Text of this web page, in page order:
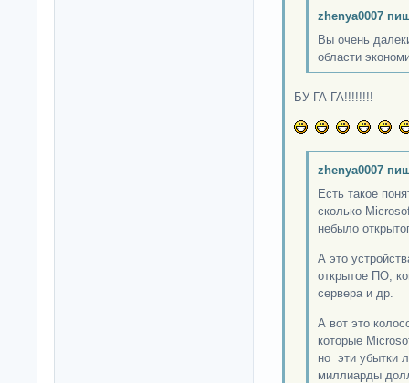
zhenya0007
Вы очень
области
БУ-ГА-ГА!!!!!!!!
zhenya0007
Есть такое
сколько
небыло
А это
открытое ПО,
сервера и др.
А вот это
которые
но эти убытки
миллиарды